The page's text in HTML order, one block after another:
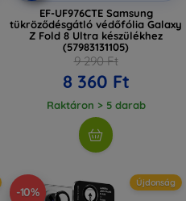
EF-UF976CTE Samsung
tükröződésgátló védőfólia Galaxy
Z Fold 8 Ultra készülékhez
(57983131105)
9 290 Ft
8 360 Ft
Raktáron > 5 darab
-10%
Újdonság